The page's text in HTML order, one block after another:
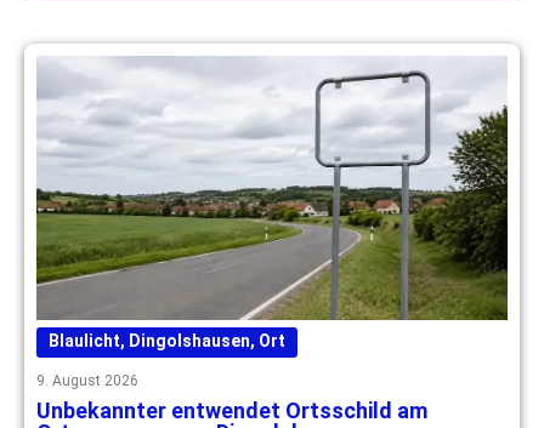
Blaulicht, Dingolshausen, Ort
9. August 2026
Unbekannter entwendet Ortsschild am